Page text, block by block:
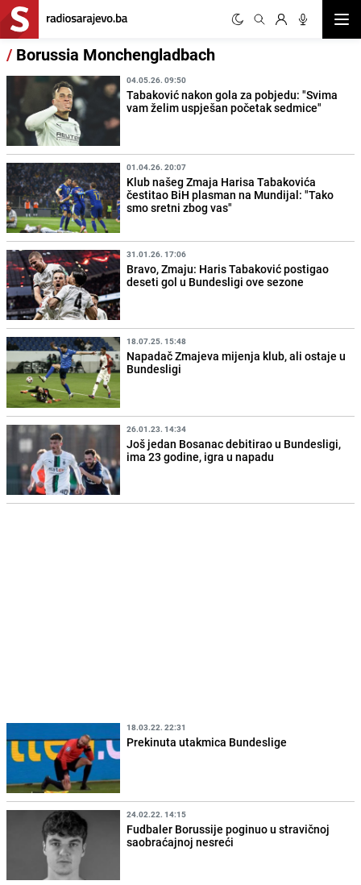
/ Borussia Monchengladbach
04.05.26. 09:50
Tabaković nakon gola za pobjedu: "Svima
vam želim uspješan početak sedmice"
01.04.26. 20:07
Klub našeg Zmaja Harisa Tabakovića
čestitao BiH plasman na Mundijal: "Tako
smo sretni zbog vas"
31.01.26. 17:06
Bravo, Zmaju: Haris Tabaković postigao
deseti gol u Bundesligi ove sezone
18.07.25. 15:48
Napadač Zmajeva mijenja klub, ali ostaje u
Bundesligi
26.01.23. 14:34
Još jedan Bosanac debitirao u Bundesligi,
ima 23 godine, igra u napadu
18.03.22. 22:31
Prekinuta utakmica Bundeslige
24.02.22. 14:15
Fudbaler Borussije poginuo u stravičnoj
saobraćajnoj nesreći